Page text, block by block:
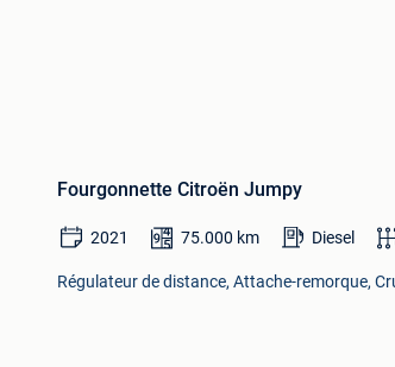
Fourgonnette Citroën Jumpy
2021 75.000 km Diesel
Régulateur de distance, Attache-remorque,